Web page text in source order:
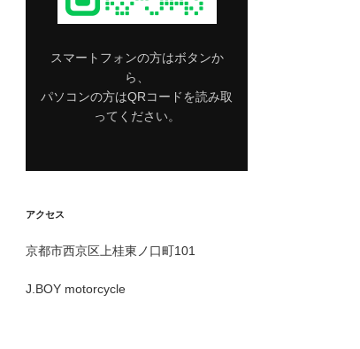
スマートフォンの方はボタンか
ら、
パソコンの方はQRコードを読み取
ってください。
アクセス
京都市西京区上桂東ノ口町101
J.BOY motorcycle